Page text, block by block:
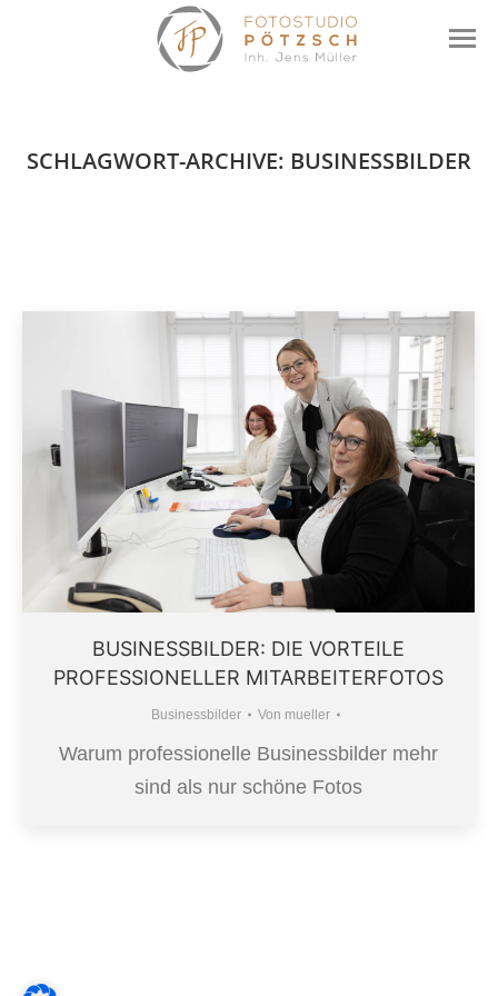
SCHLAGWORT-ARCHIVE: BUSINESSBILDER
BUSINESSBILDER: DIE VORTEILE
PROFESSIONELLER MITARBEITERFOTOS
Businessbilder Von mueller
Warum professionelle Businessbilder mehr
sind als nur schöne Fotos